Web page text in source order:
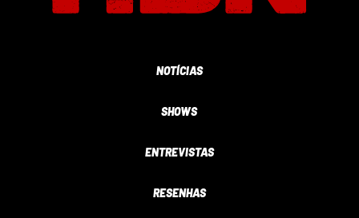
NOTÍCIAS
SHOWS
ENTREVISTAS
RESENHAS